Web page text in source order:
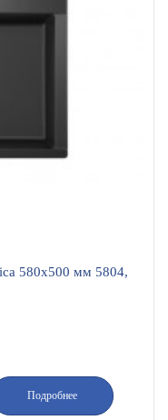
580х500 мм 5804,
Подробнее